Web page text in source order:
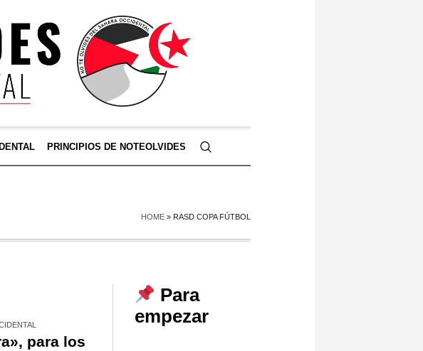
PRINCIPIOS DE NOTEOLVIDES
HOME » RASD COPA FÚTBOL
para los
Para
empezar